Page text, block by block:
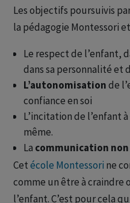
Les objectifs poursuivis
la pédagogie Montessori
Le respect de l’enfant,
dans sa personnalité et
L’autonomisationde
confiance en soi
L’incitation de l’enfant
même.
La communication
Cetécole Montessori ne
comme un être à craindre
l’enfant. C’est pour cela